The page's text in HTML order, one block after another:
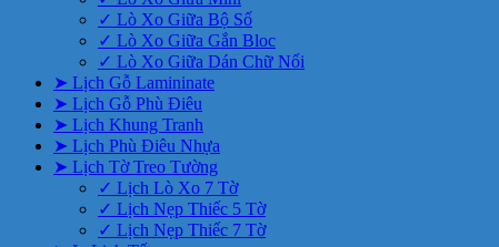
✓ Lò Xo Giữa Bộ Số
✓ Lò Xo Giữa Gắn Bloc
✓ Lò Xo Giữa Dán Chữ Nổi
➤ Lịch Gỗ Lamininate
➤ Lịch Gỗ Phù Điêu
➤ Lịch Khung Tranh
➤ Lịch Phù Điêu Nhựa
➤ Lịch Tờ Treo Tường
✓ Lịch Lò Xo 7 Tờ
✓ Lịch Nẹp Thiếc 5 Tờ
✓ Lịch Nẹp Thiếc 7 Tờ